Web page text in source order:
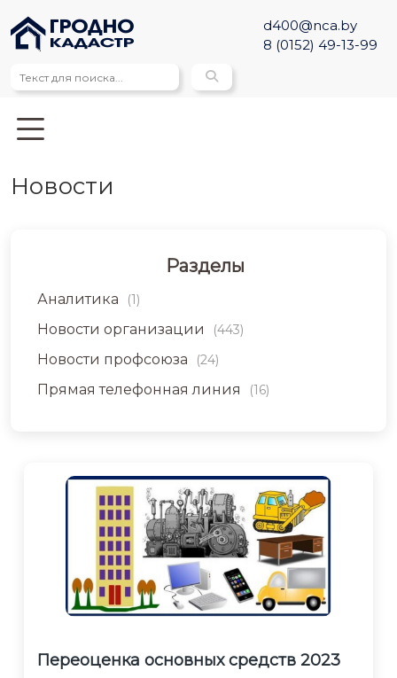
d400@nca.by
8 (0152) 49-13-99
Новости
Переоценка основных средств 2023
Разделы
Аналитика (1)
Новости организации (443)
Новости профсоюза (24)
Прямая телефонная линия (16)